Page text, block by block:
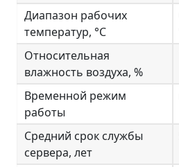
Диапазон рабочих
температур, °С
Относительная
влажность воздуха, %
Временной режим
работы
Средний срок службы
сервера, лет